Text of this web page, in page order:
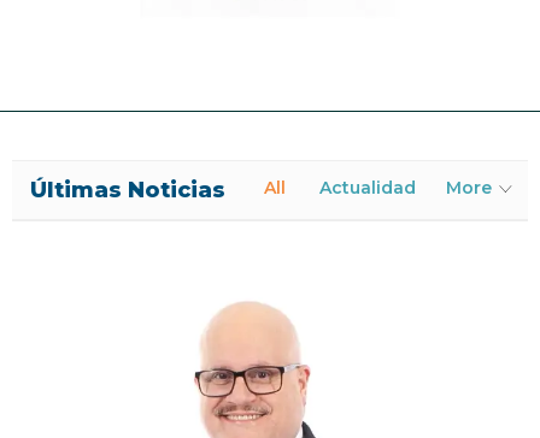
Últimas Noticias All Actualidad More